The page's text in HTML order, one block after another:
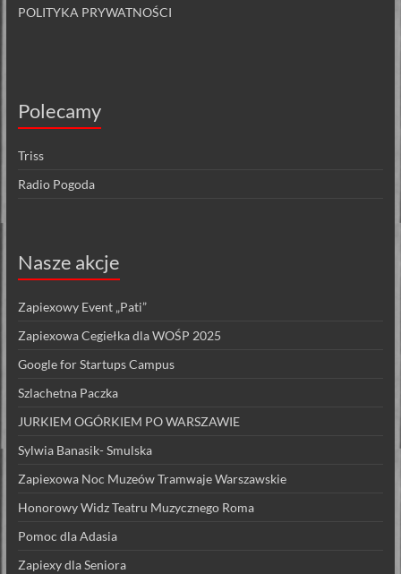
POLITYKA PRYWATNOŚCI
Polecamy
Triss
Radio Pogoda
Nasze akcje
Zapiexowy Event „Pati”
Zapiexowa Cegiełka dla WOŚP 2025
Google for Startups Campus
Szlachetna Paczka
JURKIEM OGÓRKIEM PO WARSZAWIE
Sylwia Banasik- Smulska
Zapiexowa Noc Muzeów Tramwaje Warszawskie
Honorowy Widz Teatru Muzycznego Roma
Pomoc dla Adasia
Zapiexy dla Seniora